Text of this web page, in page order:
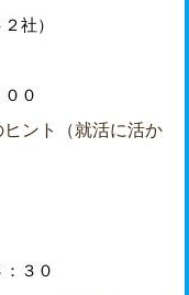
２社）
０
ント（就活に活か
３０